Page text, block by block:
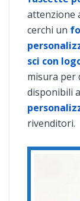
attenzione
cerchi un
sci con
misura per
disponibili
rivenditori.